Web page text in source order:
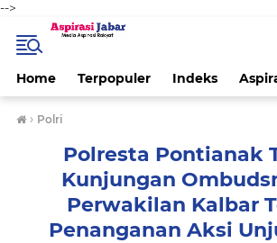
-->
Home Terpopuler Indeks
› Polri
Polresta Pontianak
Kunjungan
Perwakilan Kalbar
Penanganan Aksi